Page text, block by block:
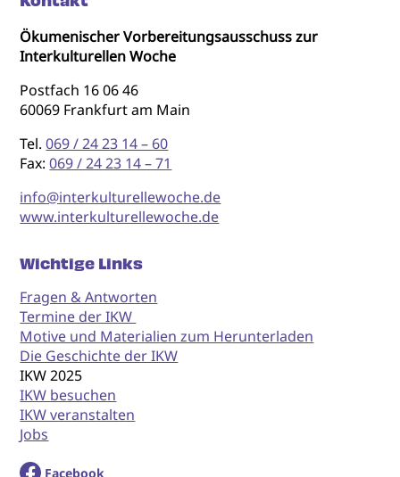
Ökumenischer Vorbereitungsausschuss zur
Interkulturellen Woche
Postfach 16 06 46
60069 Frankfurt am Main
Tel.069 / 24 23 14 – 60
Fax:069 / 24 23 14 – 71
info@interkulturellewoche.de
www.interkulturellewoche.de
Wichtige Links
Fragen & Antworten
Termine der IKW
Motive und Materialien zum Herunterladen
Die Geschichte der IKW
IKW 2025
IKW besuchen
IKW veranstalten
Jobs
Facebook